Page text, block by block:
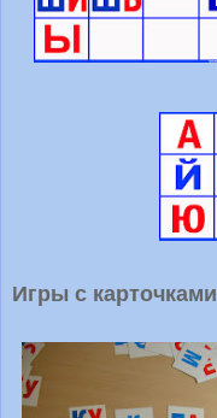
Игры с карточками